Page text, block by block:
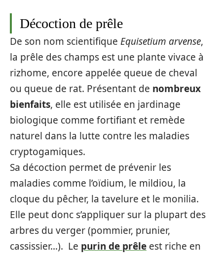
Décoction de prêle
De son nom scientifique Equisetium arvense,
la prêle des champs est une plante vivace à
rizhome, encore appelée queue de cheval
ou queue de rat. Présentant de nombreux
bienfaits, elle est utilisée en jardinage
biologique comme fortifiant et remède
naturel dans la lutte contre les maladies
cryptogamiques.
Sa décoction permet de prévenir les
maladies comme l’oïdium, le mildiou, la
cloque du pêcher, la tavelure et le monilia.
Elle peut donc s’appliquer sur la plupart des
arbres du verger (pommier, prunier,
cassissier…). Le purin de prêle est riche en